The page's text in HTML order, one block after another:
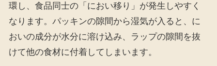
環し、食品同士の「におい移り」が発生しやすく
なります。パッキンの隙間から湿気が入ると、に
おいの成分が水分に溶け込み、ラップの隙間を抜
けて他の食材に付着してしまいます。